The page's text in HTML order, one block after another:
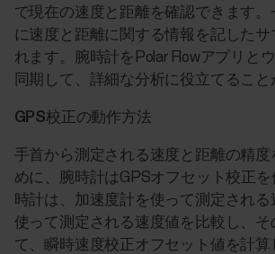
で現在の速度と距離を確認できます。
に速度と距離に関する情報を記したサ
れます。腕時計をPolar Flowアプリと
同期して、詳細な分析に役立てること
GPS校正の動作方法
手首から測定される速度と距離の精度
めに、腕時計はGPSオフセット校正
時計は、加速度計を使って測定される
使って測定される速度値を比較し、そ
て、瞬時速度校正オフセット値を計算